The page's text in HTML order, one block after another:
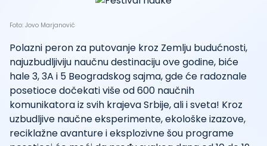
Foto: Jovo Marjanović
Polazni peron za putovanje kroz Zemlju budućnosti,
najuzbudljiviju naučnu destinaciju ove godine, biće
hale 3, 3A i 5 Beogradskog sajma, gde će radoznale
posetioce dočekati više od 600 naučnih
komunikatora iz svih krajeva Srbije, ali i sveta! Kroz
uzbudljive naučne eksperimente, ekološke izazove,
reciklažne avanture i eksplozivne šou programe